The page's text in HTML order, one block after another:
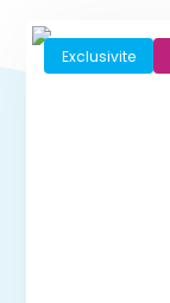
Exclusivite